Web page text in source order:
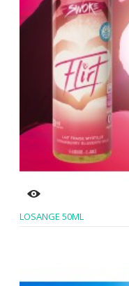
LOSANGE 50ML